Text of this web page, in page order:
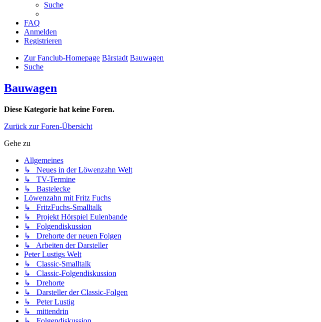
Suche
FAQ
Anmelden
Registrieren
Zur Fanclub-Homepage Bärstadt Bauwagen
Suche
Bauwagen
Diese Kategorie hat keine Foren.
Zurück zur Foren-Übersicht
Gehe zu
Allgemeines
↳ Neues in der Löwenzahn Welt
↳ TV-Termine
↳ Bastelecke
Löwenzahn mit Fritz Fuchs
↳ FritzFuchs-Smalltalk
↳ Projekt Hörspiel Eulenbande
↳ Folgendiskussion
↳ Drehorte der neuen Folgen
↳ Arbeiten der Darsteller
Peter Lustigs Welt
↳ Classic-Smalltalk
↳ Classic-Folgendiskussion
↳ Drehorte
↳ Darsteller der Classic-Folgen
↳ Peter Lustig
↳ mittendrin